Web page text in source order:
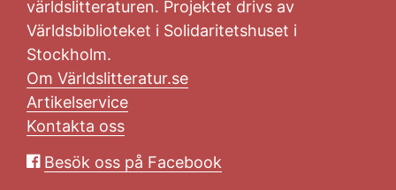
världslitteraturen. Projektet drivs av
Världsbiblioteket i Solidaritetshuset i
Stockholm.
Om Världslitteratur.se
Artikelservice
Kontakta oss
Besök oss på Facebook